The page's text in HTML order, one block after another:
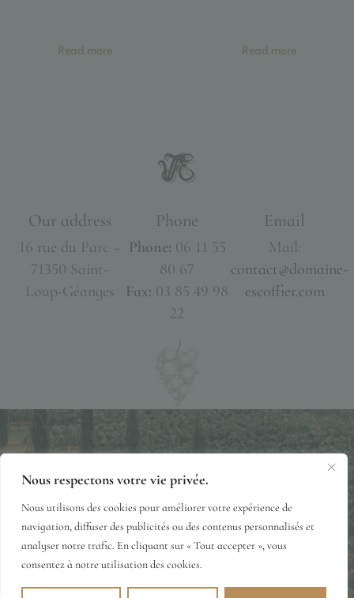
Nous respectons votre vie privée.
Nous utilisons des cookies pour améliorer votre expérience de
navigation, diffuser des publicités ou des contenus personnalisés et
analyser notre trafic. En cliquant sur « Tout accepter », vous
consentez à notre utilisation des cookies.
Read more Read more
Our address
16 rue du Parc –
71350 Saint-
Loup-Géanges
Phone
Phone: 06 11 55
80 67
Fax: 03 85 49 98
22
Email
Mail:
contact@domaine-
escoffier.com
Terms of usePrivacy PolicyTerms & Conditions
© 2026 DOMAINE-ESCOFFIER.COM